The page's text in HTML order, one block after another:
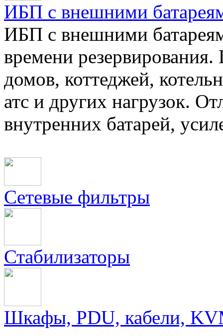
ИБП с внешними
ИБП с внешними
времени
домов, коттеджей,
атс и других нагрузок.
внутренних батарей,
Сетевые фильтры
Стабилизаторы
Шкафы, PDU, кабели,